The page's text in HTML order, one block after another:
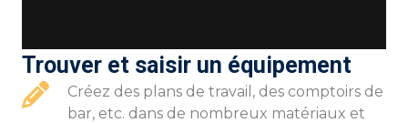
Trouver et saisir un équipement
Créez des plans de travail, des comptoirs de
bar, etc. dans de nombreux matériaux et